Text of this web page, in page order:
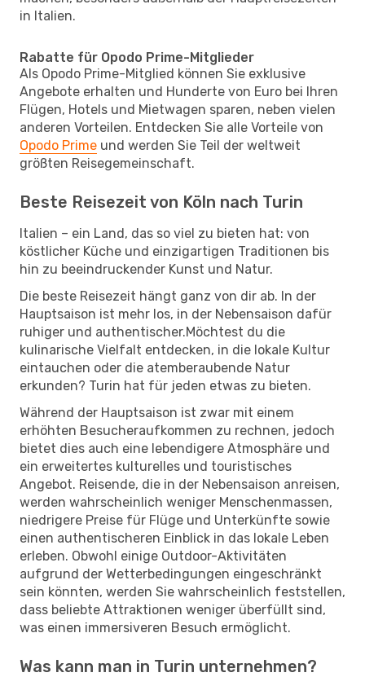
in Italien.
Rabatte für Opodo Prime-Mitglieder
Als Opodo Prime-Mitglied können Sie exklusive
Angebote erhalten und Hunderte von Euro bei Ihren
Flügen, Hotels und Mietwagen sparen, neben vielen
anderen Vorteilen. Entdecken Sie alle Vorteile von
Opodo Prime und werden Sie Teil der weltweit
größten Reisegemeinschaft.
Beste Reisezeit von Köln nach Turin
Italien – ein Land, das so viel zu bieten hat: von
köstlicher Küche und einzigartigen Traditionen bis
hin zu beeindruckender Kunst und Natur.
Die beste Reisezeit hängt ganz von dir ab. In der
Hauptsaison ist mehr los, in der Nebensaison dafür
ruhiger und authentischer.Möchtest du die
kulinarische Vielfalt entdecken, in die lokale Kultur
eintauchen oder die atemberaubende Natur
erkunden? Turin hat für jeden etwas zu bieten.
Während der Hauptsaison ist zwar mit einem
erhöhten Besucheraufkommen zu rechnen, jedoch
bietet dies auch eine lebendigere Atmosphäre und
ein erweitertes kulturelles und touristisches
Angebot. Reisende, die in der Nebensaison anreisen,
werden wahrscheinlich weniger Menschenmassen,
niedrigere Preise für Flüge und Unterkünfte sowie
einen authentischeren Einblick in das lokale Leben
erleben. Obwohl einige Outdoor-Aktivitäten
aufgrund der Wetterbedingungen eingeschränkt
sein könnten, werden Sie wahrscheinlich feststellen,
dass beliebte Attraktionen weniger überfüllt sind,
was einen immersiveren Besuch ermöglicht.
Was kann man in Turin unternehmen?